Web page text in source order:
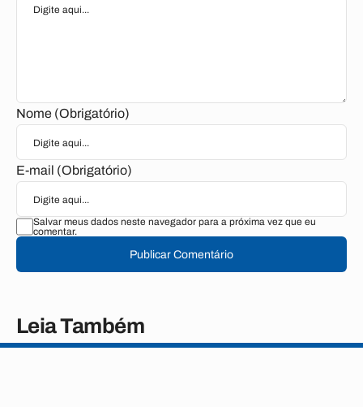
Nome (Obrigatório)
E-mail (Obrigatório)
Salvar meus dados neste navegador para a próxima vez que eu
comentar.
Publicar Comentário
Leia Também